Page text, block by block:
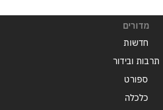
מדורים
חדשות
תרבות ובידור
ספורט
כלכלה